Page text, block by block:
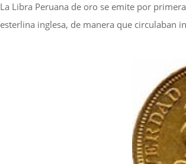
La Libra Peruana de oro se emite por
esterlina inglesa, de manera que circulaban